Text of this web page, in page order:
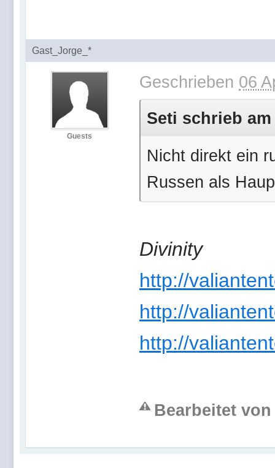
Gast_Jorge_*
Guests
Geschrieben 06
Seti schrieb am
Nicht direkt ein
Russen als
Divinity
http://
http://
http://
Bearbeitet